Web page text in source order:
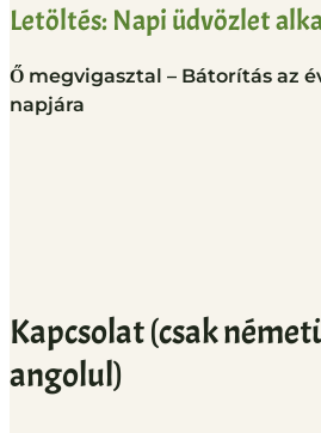
Letöltés: Napi üdvözlet
Ő megvigasztal – Bátorítás az
napjára
Kapcsolat (csak
angolul)